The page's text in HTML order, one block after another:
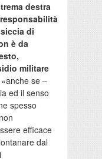
destra
di
è da
militare
se –
ed il senso
spesso
efficace
dal